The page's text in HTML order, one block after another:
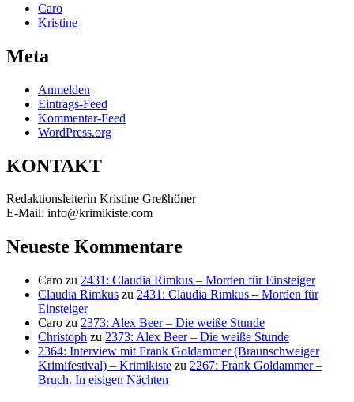
Caro
Kristine
Meta
Anmelden
Eintrags-Feed
Kommentar-Feed
WordPress.org
KONTAKT
Redaktionsleiterin Kristine Greßhöner
E-Mail: info@krimikiste.com
Neueste Kommentare
Caro zu 2431: Claudia Rimkus – Morden für Einsteiger
Claudia Rimkus zu 2431: Claudia Rimkus – Morden für
Einsteiger
Caro zu 2373: Alex Beer – Die weiße Stunde
Christoph zu 2373: Alex Beer – Die weiße Stunde
2364: Interview mit Frank Goldammer (Braunschweiger
Krimifestival) – Krimikiste zu 2267: Frank Goldammer –
Bruch. In eisigen Nächten